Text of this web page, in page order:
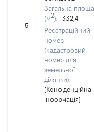
5
Загальна площа
(м2):
332,4
Реєстраційний
номер
(кадастровий
номер для
земельної
ділянки):
[Конфіденційна
інформація]